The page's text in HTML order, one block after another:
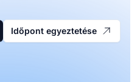
Időpont egyeztetése